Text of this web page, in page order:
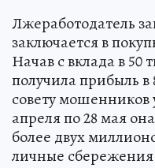
Лжеработодатель
заключается в
Начав с вклада в 50
получила прибыль в
совету мошенников
апреля по 28 мая
более двух
личные